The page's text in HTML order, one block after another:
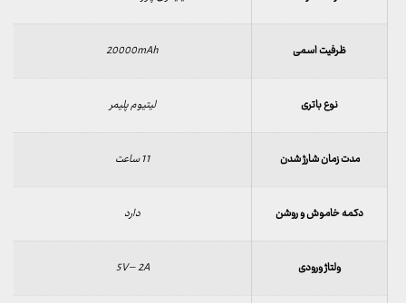
ظرفیت اسمی 20000mAh
نوع باتری لیتیوم پلیمر
مدت زمان شارژ شدن 11 ساعت
دکمه خاموش و روشن دارد
ولتاژ ورودی 5V – 2A